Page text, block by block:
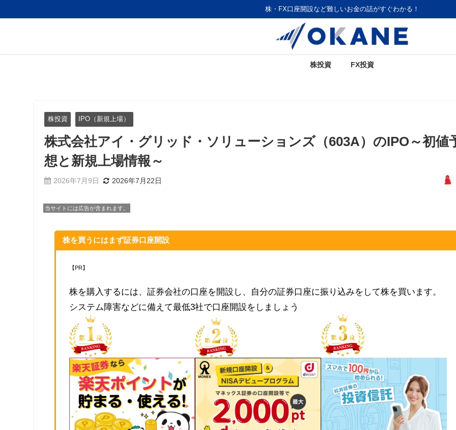
株・FX口座開設など難しいお金の話がすぐわかる！
株投資 FX投資
株投資 IPO（新規上場）
株式会社アイ・グリッド・ソリューションズ（603A）のIPO～初値
想と新規上場情報～
2026年7月9日 2026年7月22日
当サイトには広告が含まれます。
株を買うにはまず証券口座開設
【PR】
株を購入するには、証券会社の口座を開設し、自分の証券口座に振り込みをして株を買います。
システム障害などに備えて最低3社で口座開設をしましょう